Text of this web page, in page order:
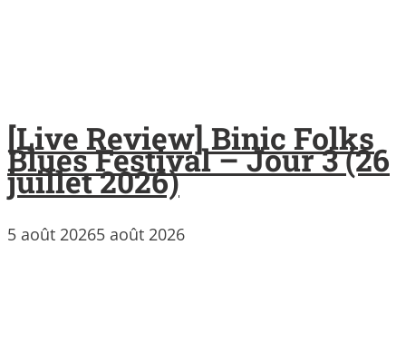
[Live Review] Binic Folks
Blues Festival – Jour 3 (26
juillet 2026)
5 août 20265 août 2026